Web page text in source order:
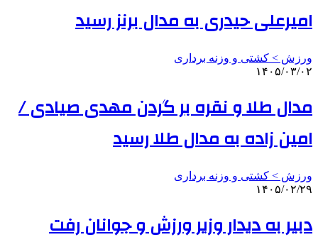
امیرعلی حیدری به مدال برنز رسید
ورزش > کشتی و وزنه برداری
۱۴۰۵/۰۳/۰۲
مدال طلا و نقره بر گردن مهدی صیادی /
امین زاده به مدال طلا رسید
ورزش > کشتی و وزنه برداری
۱۴۰۵/۰۲/۲۹
دبیر به دیدار وزیر ورزش و جوانان رفت